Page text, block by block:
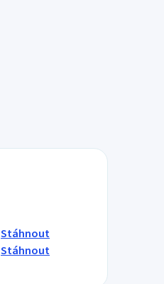
Stáhnout
Stáhnout